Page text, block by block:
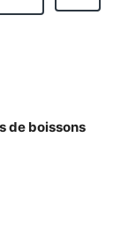
de boissons